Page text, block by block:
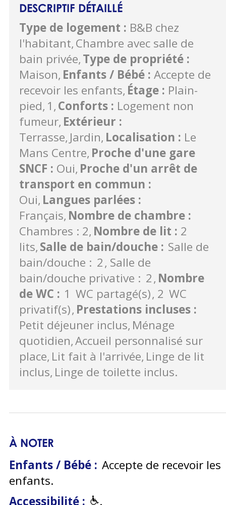
DESCRIPTIF DÉTAILLÉ
Type de logement : B&B chez
l'habitant Chambre avec salle de
bain privée Type de propriété :
Maison Enfants / Bébé : Accepte de
recevoir les enfants Étage : Plain-
pied 1 Conforts : Logement non
fumeur Extérieur :
Terrasse Jardin Localisation : Le
Mans Centre Proche d'une gare
SNCF : Oui Proche d'un arrêt de
transport en commun :
Oui Langues parlées :
Français Nombre de chambre :
Chambres : 2 Nombre de lit : 2
lits Salle de bain/douche : Salle de
bain/douche : 2 Salle de
bain/douche privative : 2 Nombre
de WC : 1 WC partagé(s) 2 WC
privatif(s) Prestations incluses :
Petit déjeuner inclus Ménage
quotidien Accueil personnalisé sur
place Lit fait à l'arrivée Linge de lit
inclus Linge de toilette inclus
À NOTER
Enfants / Bébé : Accepte de recevoir les
enfants
Accessibilité :